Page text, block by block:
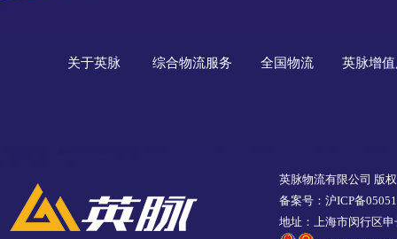
关于英脉 综合物流服务 全国物流 英脉增
英脉物流有限公司 版
备案号：沪ICP备
地址：上海市闵行区